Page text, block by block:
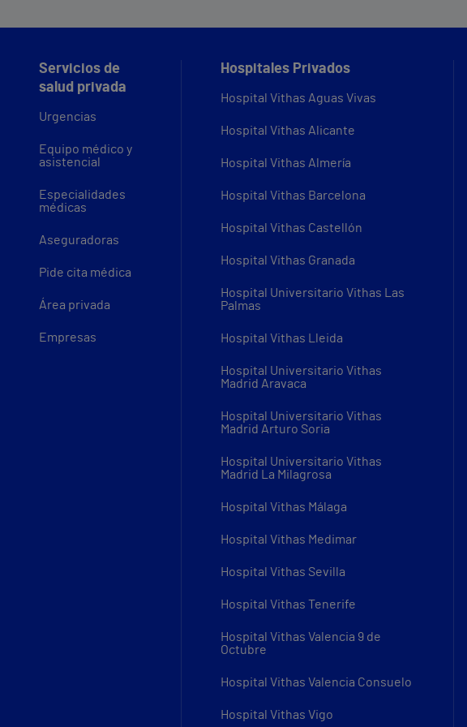
Servicios de
salud privada
Urgencias
Equipo médico y
asistencial
Especialidades
médicas
Aseguradoras
Pide cita médica
Área privada
Empresas
Hospitales Privados
Hospital Vithas Aguas Vivas
Hospital Vithas Alicante
Hospital Vithas Almería
Hospital Vithas Barcelona
Hospital Vithas Castellón
Hospital Vithas Granada
Hospital Universitario Vithas Las
Palmas
Hospital Vithas Lleida
Hospital Universitario Vithas
Madrid Aravaca
Hospital Universitario Vithas
Madrid Arturo Soria
Hospital Universitario Vithas
Madrid La Milagrosa
Hospital Vithas Málaga
Hospital Vithas Medimar
Hospital Vithas Sevilla
Hospital Vithas Tenerife
Hospital Vithas Valencia 9 de
Octubre
Hospital Vithas Valencia Consuelo
Hospital Vithas Vigo